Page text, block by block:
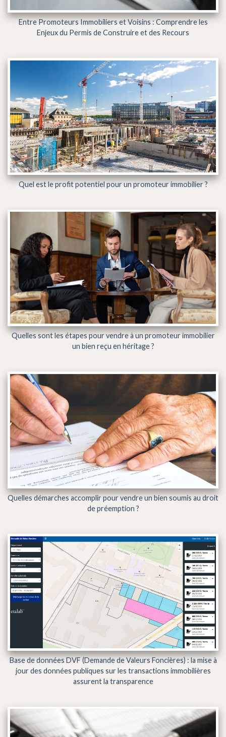
Entre Promoteurs Immobiliers et Voisins : Comprendre les
Enjeux du Permis de Construire et des Recours
Quel est le profit potentiel pour un promoteur immobilier ?
Quelles sont les étapes pour vendre à un promoteur immobilier
un bien reçu en héritage ?
Quelles démarches accomplir pour vendre un bien soumis au droit
de préemption ?
Base de données DVF (Demande de Valeurs Foncières) : la mise à
jour des données publiques sur les transactions immobilières
assurent la transparence